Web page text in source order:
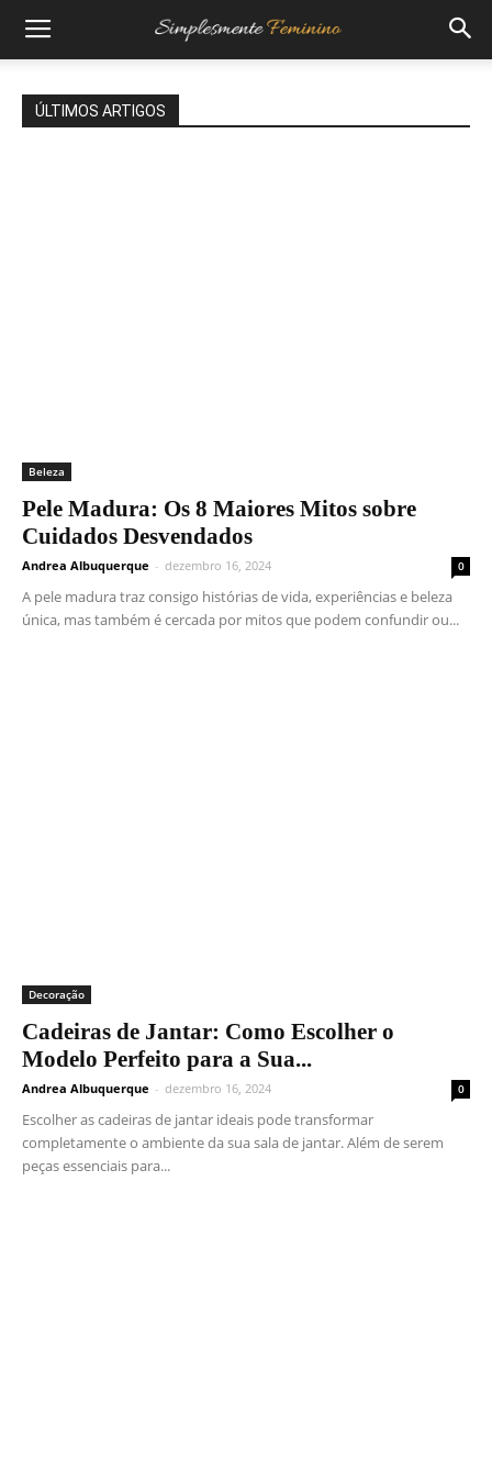
ÚLTIMOS ARTIGOS
Beleza
Pele Madura: Os 8 Maiores Mitos sobre
Cuidados Desvendados
Andrea Albuquerque - dezembro 16, 2024 0
A pele madura traz consigo histórias de vida, experiências e beleza
única, mas também é cercada por mitos que podem confundir ou...
Decoração
Cadeiras de Jantar: Como Escolher o
Modelo Perfeito para a Sua...
Andrea Albuquerque - dezembro 16, 2024 0
Escolher as cadeiras de jantar ideais pode transformar
completamente o ambiente da sua sala de jantar. Além de serem
peças essenciais para...